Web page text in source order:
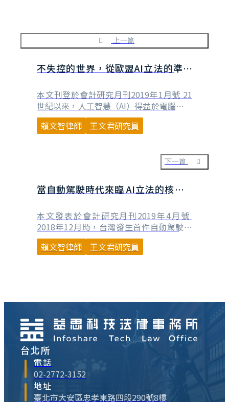
上一篇
不失控的世界，從歐盟AI立法的準備
本文刊登於會計研究月刊2019年1月號 21
世紀以來，人工智慧（AI）得益於電腦算力
的快速成長及網網相連所帶來的大數據
（Big Data）趨勢，加上2016年AlphaGo
工智慧熱潮。科幻電影中描繪各式各樣機器
賴文智律師 王文君研究員
下一篇
當自動駕駛時代來臨 AI立法的核心—
本文發表於會計研究月刊2019年4月號
2018年12月時，台灣發生首件自動駕駛的
車禍，特斯拉的駕駛人疑似精神不濟，未注
意車前動態，在開啟自動輔助駕駛功能的情
賴文智律師 王文君研究員
台北所
電話
02-2772-3152
地址
臺北市大安區忠孝東路四段290號8樓